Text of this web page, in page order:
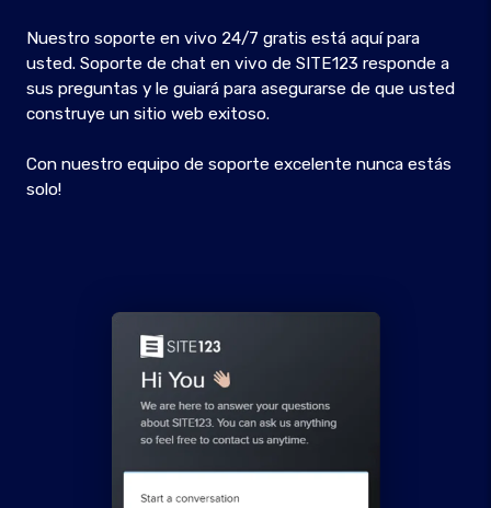
Nuestro soporte en vivo 24/7 gratis está aquí para
usted. Soporte de chat en vivo de SITE123 responde a
sus preguntas y le guiará para asegurarse de que usted
construye un sitio web exitoso.
Con nuestro equipo de soporte excelente nunca estás
solo!